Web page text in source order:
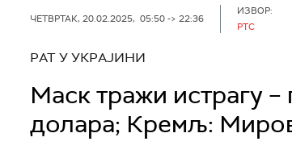
ЧЕТВРТАК, 20.02.2025, 05:50 -> 22:36
ИЗВОР:
РТС
РАТ У УКРАЈИНИ
Маск тражи истрагу
долара; Кремљ: